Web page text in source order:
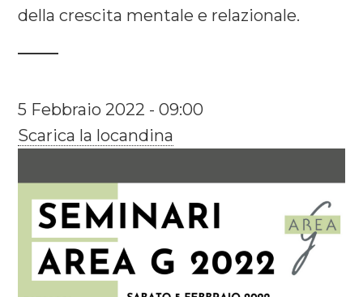
della crescita mentale e relazionale.
5 Febbraio 2022 - 09:00
Scarica la locandina